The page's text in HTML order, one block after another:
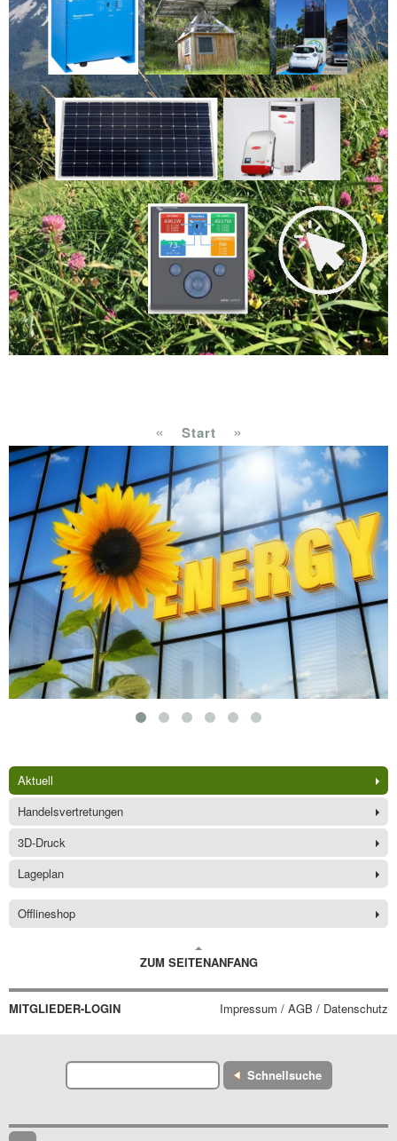
« Start »
Aktuell
Handelsvertretungen
3D-Druck
Lageplan
Offlineshop
ZUM SEITENANFANG
MITGLIEDER-LOGIN Impressum / AGB / Datenschutz
Schnellsuche